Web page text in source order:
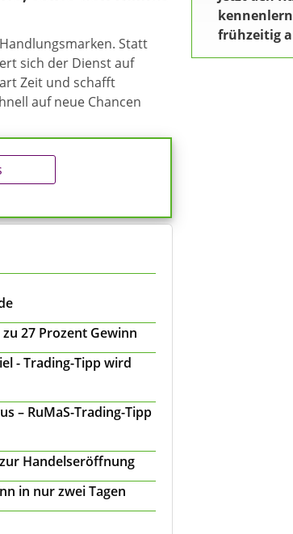
Statt
sich der Dienst auf
Zeit und schafft
auf neue Chancen
27 Prozent Gewinn
- Trading-Tipp wird
– RuMaS-Trading-Tipp
Handelseröffnung
in nur zwei Tagen
frühzeitig